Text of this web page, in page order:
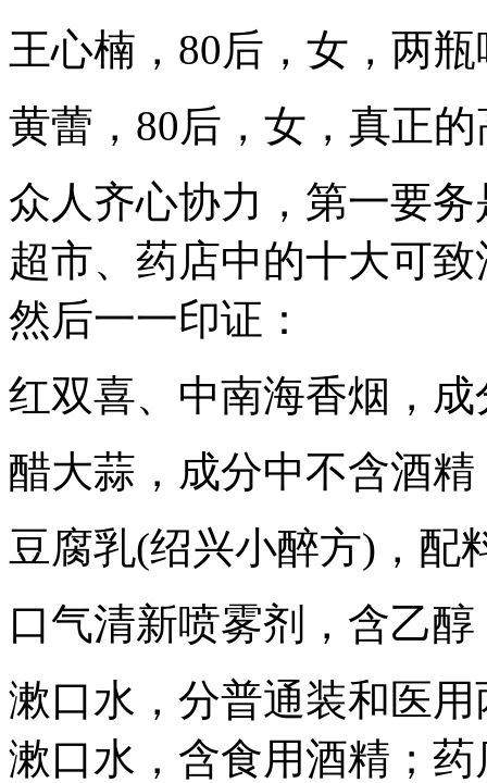
王心楠，80后，女，两
黄蕾，80后，女，真正
众人齐心协力，第一要
超市、药店中的十大可
然后一一印证：
红双喜、中南海香烟，
醋大蒜，成分中不含酒精
豆腐乳(绍兴小醉方)，配
口气清新喷雾剂，含乙醇
漱口水，分普通装和医
漱口水，含食用酒精；